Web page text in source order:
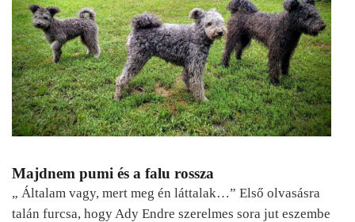
Majdnem pumi és a falu rossza
„ Általam vagy, mert meg én láttalak…” Első olvasásra
talán furcsa, hogy Ady Endre szerelmes sora jut eszembe